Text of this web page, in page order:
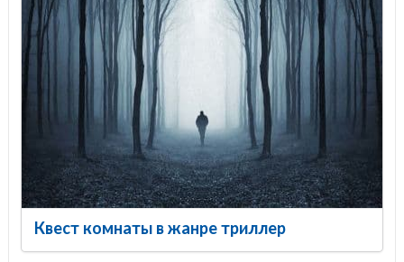
Квест комнаты в жанре триллер